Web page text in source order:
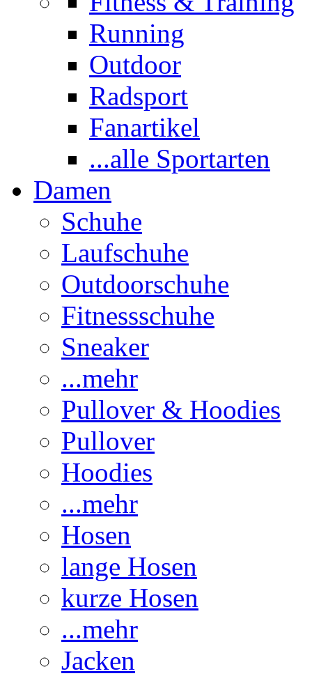
Running
Outdoor
Radsport
Fanartikel
...alle Sportarten
Damen
Schuhe
Laufschuhe
Outdoorschuhe
Fitnessschuhe
Sneaker
...mehr
Pullover & Hoodies
Pullover
Hoodies
...mehr
Hosen
lange Hosen
kurze Hosen
...mehr
Jacken